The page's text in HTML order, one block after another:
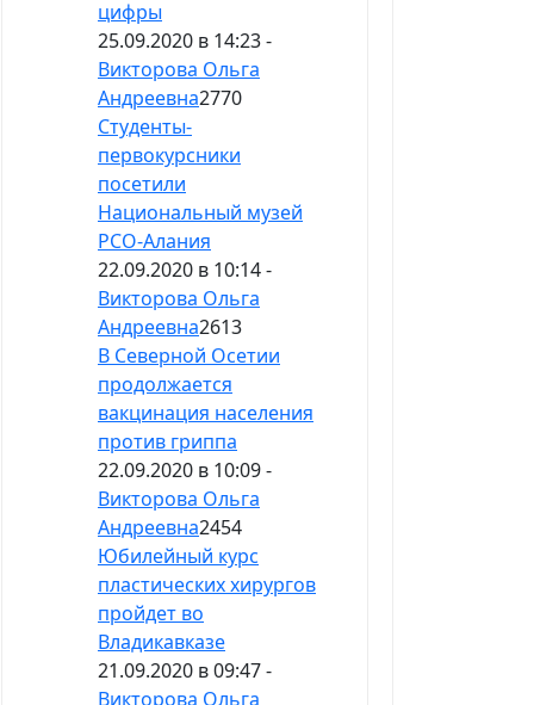
цифры
25.09.2020 в 14:23 -
Викторова Ольга
Андреевна2770
Студенты-
первокурсники
посетили
Национальный музей
РСО-Алания
22.09.2020 в 10:14 -
Викторова Ольга
Андреевна2613
В Северной Осетии
продолжается
вакцинация населения
против гриппа
22.09.2020 в 10:09 -
Викторова Ольга
Андреевна2454
Юбилейный курс
пластических хирургов
пройдет во
Владикавказе
21.09.2020 в 09:47 -
Викторова Ольга